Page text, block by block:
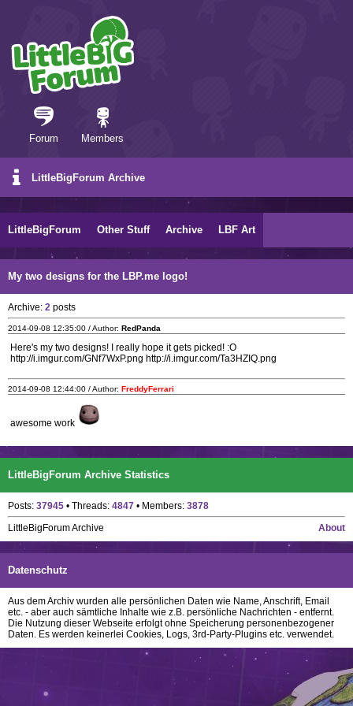
Forum Members
LittleBigForum Archive
LittleBigForum Other Stuff Archive LBF Art
My two designs for the LBP.me logo!
Archive: 2 posts
2014-09-08 12:35:00 / Author: RedPanda
Here's my two designs! I really hope it gets picked! :O
http://i.imgur.com/GNf7WxP.png http://i.imgur.com/Ta3HZIQ.png
2014-09-08 12:44:00 / Author: FreddyFerrari
awesome work
LittleBigForum Archive Statistics
Posts: 37945 • Threads: 4847 • Members: 3878
About
LittleBigForum Archive
Datenschutz
Aus dem Archiv wurden alle persönlichen Daten wie Name, Anschrift, Email
etc. - aber auch sämtliche Inhalte wie z.B. persönliche Nachrichten - entfernt.
Die Nutzung dieser Webseite erfolgt ohne Speicherung personenbezogener
Daten. Es werden keinerlei Cookies, Logs, 3rd-Party-Plugins etc. verwendet.